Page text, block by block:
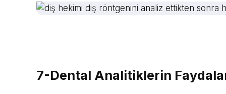
7-Dental Analitiklerin